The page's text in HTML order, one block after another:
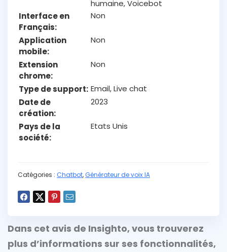
humaine, Voicebot
Interface en
Français
Non
Application
mobile
Non
Extension
chrome
Non
Type de support Email, Live chat
Date de
création
2023
Pays de la
société
Etats Unis
Catégories : Chatbot,Générateur de voix IA
Dans cet avis de Insighto, vous trouverez
plus d’informations sur ses fonctionnalités,